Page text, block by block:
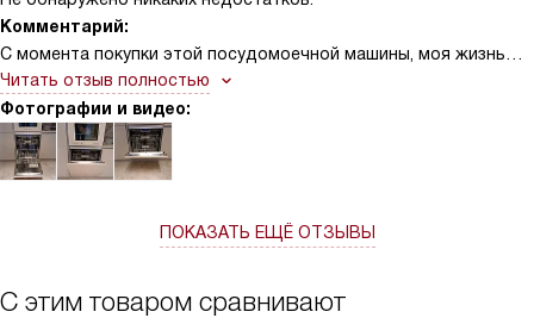
Комментарий:
С момента покупки этой посудомоечной машины, моя жизнь
изменилась. Представьте себе, как приятно возвращаться
домой после долгого рабочего дня и не тратить время на
мытье горы посуды. Именно такое ощущение я испытываю
каждый день. Машина оснащена 5 программами мытья, что
позволяет мне выбирать оптимальный режим в зависимости
датчик сушки SensorDry обеспечивает идеальную сушку
когда у меня были гости, я загрузила в машину 14 комплектов
Читать отзыв полностью
Фотографии и видео:
ПОКАЗАТЬ ЕЩЁ ОТЗЫВЫ
С этим товаром сравнивают